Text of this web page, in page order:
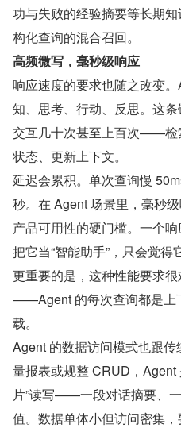
功与失败的经验摘要等长期
构化查询的混合召回。
高频微写，毫秒级响应
响应速度的要求也随之改变
知、思考、行动、反思。这
交互几十次甚至上百次——检
状态、更新上下文。
延迟会累积。单次查询慢
秒。在 Agent 场景里，毫秒
产品可用性的硬门槛。一个
把它当“智能助手”，只会觉得它
更重要的是，这种性能要求
——Agent 的每次查询都是上
载。
Agent 的数据访问模式也跟
量报表或规整 CRUD，Agent
片”读写——一段对话摘要、
值。数据单体小但访问密集，